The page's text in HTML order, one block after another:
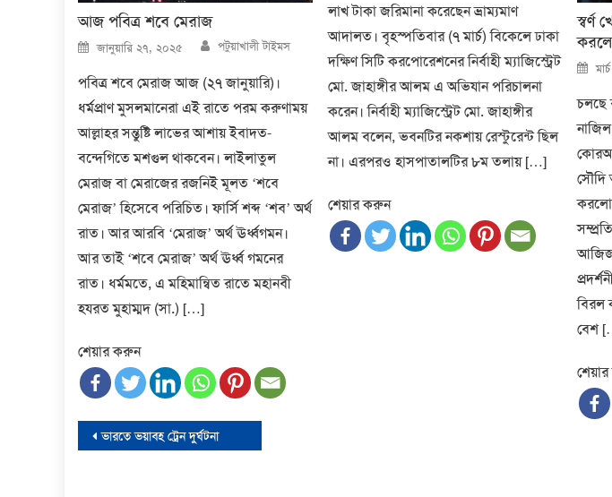
আজ পবিত্র শবে মেরাজ
Posted
on
জানুয়ারি ২৭, ২০২৫ Author
পটুয়াখালী টাইমস
পবিত্র শবে মেরাজ আজ (২৭ জানুয়ারি)।
ধর্মপ্রাণ মুসলমানেরা এই রাতে পরম করুণাময়
আল্লাহর সন্তুষ্টি লাভের আশায় ইবাদত-
বন্দেগিতে মশগুল থাকবেন। লাইলাতুল
মেরাজ বা মেরাজের রজনিই মূলত ‘শবে
মেরাজ’ হিসেবে পরিচিত। ফার্সি শব্দ ‘শব’ অর্থ
রাত। আর আরবি ‘মেরাজ’ অর্থ ঊর্ধ্বগমন।
আর তাই ‘শবে মেরাজ’ অর্থ ঊর্ধ্ব গমনের
রাত। ধর্মমতে, এ মহিমান্বিত রাতে মহানবী
হযরত মুহাম্মদ (সা.) […]
শেয়ার করুন
লাখ টাকা জরিমানা করেছেন ভ্রাম্যমাণ
আদালত। বৃহস্পতিবার (৭ মার্চ) বিকেলে ঢাকা
দক্ষিণ সিটি করপোরেশনের নির্বাহী ম্যাজিস্ট্রেট
মো. জাহাঙ্গীর আলম এ অভিযান পরিচালনা
করেন। নির্বাহী ম্যাজিস্ট্রেট মো. জাহাঙ্গীর
আলম বলেন, ভবনটির নকশায় রেস্টুরেন্ট ছিল
না। এরপরও হাসপাতালটির ৮ম তলায় […]
শেয়ার করুন
on
চলছে
সৌদি
করলো
আজিজ
বিরল
বেশ
Post
ভারতে ভয়াবহ ট্রেন দুর্ঘটনা